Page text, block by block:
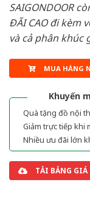
SAIGONDOOR
ĐÃI CAO đi kèm
và cả phân khúc
MUA HÀNG
Khuyến
Quà tặng đồ nội
Giảm trực tiếp khi
Nhiều ưu đãi lớn
TẢI BẢNG GIÁ